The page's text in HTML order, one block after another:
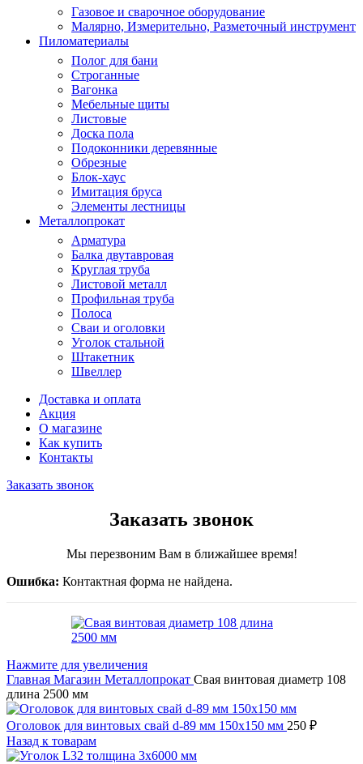
Газовое и сварочное оборудование
Малярно, Измерительно, Разметочный инструмент
Пиломатериалы
Полог для бани
Строганные
Вагонка
Мебельные щиты
Листовые
Доска пола
Подоконники деревянные
Обрезные
Блок-хаус
Имитация бруса
Элементы лестницы
Металлопрокат
Арматура
Балка двутавровая
Круглая труба
Листовой металл
Профильная труба
Полоса
Сваи и оголовки
Уголок стальной
Штакетник
Швеллер
Доставка и оплата
Акция
О магазине
Как купить
Контакты
Заказать звонок
Заказать звонок
Мы перезвоним Вам в ближайшее время!
Ошибка: Контактная форма не найдена.
Нажмите для увеличения
Главная Магазин Металлопрокат Свая винтовая диаметр 108
длина 2500 мм
Оголовок для винтовых свай d-89 мм 150х150 мм 250 ₽
Назад к товарам